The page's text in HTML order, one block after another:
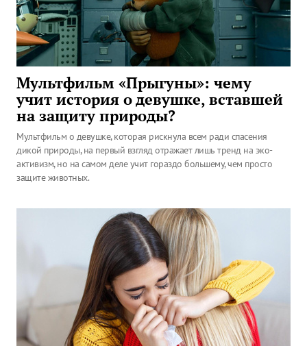
Мультфильм «Прыгуны»: чему
учит история о девушке, вставшей
на защиту природы?
Мультфильм о девушке, которая рискнула всем ради спасения
дикой природы, на первый взгляд отражает лишь тренд на эко-
активизм, но на самом деле учит гораздо большему, чем просто
защите животных.